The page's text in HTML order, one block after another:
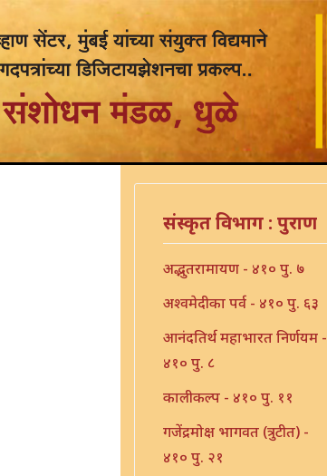
संस्कृत विभाग : पुराण
अद्भुतरामायण - ४१० पु. ७
अश्वमेदीका पर्व - ४१० पु. ६३
आनंदतिर्थ महाभारत निर्णयम -
४१० पु. ८
कालीकल्प - ४१० पु. ११
गजेंद्रमोक्ष भागवत (त्रुटीत) -
४१० पु. २१